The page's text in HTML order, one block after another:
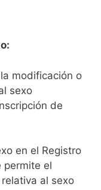
modificación o
sexo
de
en el Registro
permite el
al sexo